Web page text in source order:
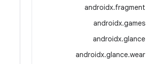
androidx.fragment
androidx.games
androidx.glance
androidx.glance.wear